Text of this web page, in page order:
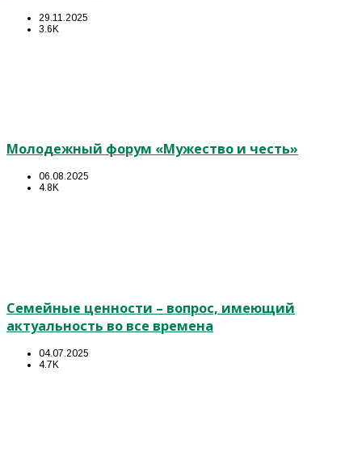
29.11.2025
3.6K
Молодежный форум «Мужество и честь»
06.08.2025
4.8K
Семейные ценности – вопрос, имеющий
актуальность во все времена
04.07.2025
4.7K